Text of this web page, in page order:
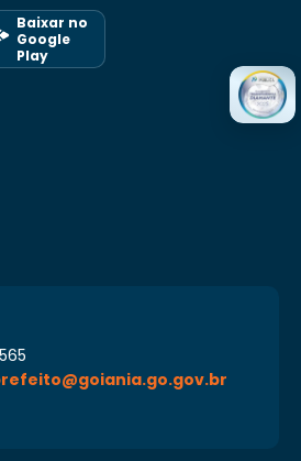
Baixar no
Google
Play